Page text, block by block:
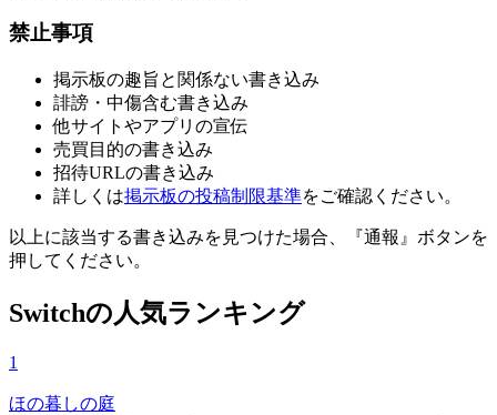
禁止事項
掲示板の趣旨と関係ない書き込み
誹謗・中傷含む書き込み
他サイトやアプリの宣伝
売買目的の書き込み
招待URLの書き込み
詳しくは掲示板の投稿制限基準をご確認ください。
以上に該当する書き込みを見つけた場合、
『通報』ボタンを
押してください。
Switchの人気ランキング
1
ほの暮しの庭